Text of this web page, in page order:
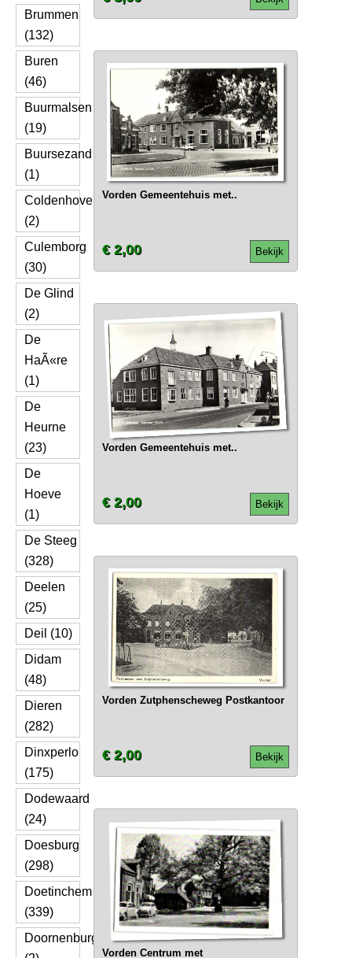
Brummen
(132)
Buren
(46)
Buurmalsen
(19)
Buursezand
(1)
Coldenhove
(2)
Culemborg
(30)
De Glind
(2)
De
HaÃ«re
(1)
De
Heurne
(23)
De
Hoeve
(1)
De Steeg
(328)
Deelen
(25)
Deil (10)
Didam
(48)
Dieren
(282)
Dinxperlo
(175)
Dodewaard
(24)
Doesburg
(298)
Doetinchem
(339)
Doornenburg
Vorden Gemeentehuis met..
Bekijk
€ 2,00
Vorden Gemeentehuis met..
Bekijk
€ 2,00
Vorden Zutphenscheweg Postkantoor
Bekijk
€ 2,00
Vorden Centrum met